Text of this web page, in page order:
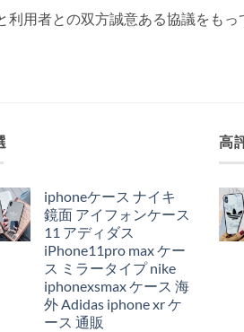
用者との双方誠意ある協議をもっ
iphoneケース ナイキ
鏡面 アイフォンケース
11 アディダス
iPhone11pro max ケー
ス ミラータイプ nike
iphonexsmax ケース 海
外 Adidas iphone xr ケ
ース 通販
高